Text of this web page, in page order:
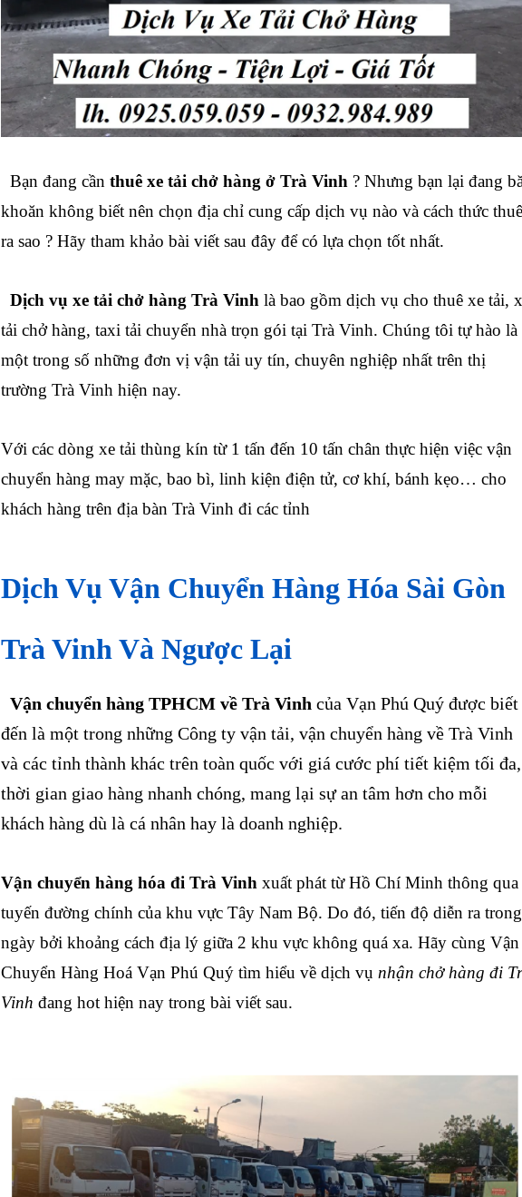
Bạn đang cần thuê xe tải chở hàng ở Trà Vinh ? Nhưng bạn lại đang
khoăn không biết nên chọn địa chỉ cung cấp dịch vụ nào và cách thức thuê
ra sao ? Hãy tham khảo bài viết sau đây để có lựa chọn tốt nhất.
Dịch vụ xe tải chở hàng Trà Vinh là bao gồm dịch vụ cho thuê xe tải,
tải chở hàng, taxi tải chuyển nhà trọn gói tại Trà Vinh. Chúng tôi tự hào là
một trong số những đơn vị vận tải uy tín, chuyên nghiệp nhất trên thị
trường Trà Vinh hiện nay.
Với các dòng xe tải thùng kín từ 1 tấn đến 10 tấn chân thực hiện việc vận
chuyển hàng may mặc, bao bì, linh kiện điện tử, cơ khí, bánh kẹo… cho
khách hàng trên địa bàn Trà Vinh đi các tỉnh
Dịch Vụ Vận Chuyển Hàng Hóa Sài Gòn
Trà Vinh Và Ngược Lại
Vận chuyển hàng TPHCM về Trà Vinh của Vạn Phú Quý được biết
đến là một trong những Công ty vận tải, vận chuyển hàng về Trà Vinh
và các tỉnh thành khác trên toàn quốc với giá cước phí tiết kiệm tối đa,
thời gian giao hàng nhanh chóng, mang lại sự an tâm hơn cho mỗi
khách hàng dù là cá nhân hay là doanh nghiệp.
Vận chuyển hàng hóa đi Trà Vinh xuất phát từ Hồ Chí Minh thông qua
tuyến đường chính của khu vực Tây Nam Bộ. Do đó, tiến độ diễn ra trong
ngày bởi khoảng cách địa lý giữa 2 khu vực không quá xa. Hãy cùng Vận
Chuyển Hàng Hoá Vạn Phú Quý tìm hiểu về dịch vụ nhận chở hàng đi
Vinh đang hot hiện nay trong bài viết sau.